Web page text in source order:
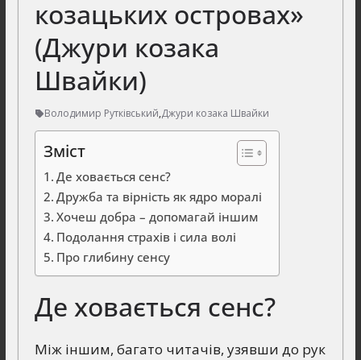
козацьких островах»
(Джури козака
Швайки)
Володимир Рутківський,Джури козака Швайки
Зміст
Де ховається сенс?
Дружба та вірність як ядро моралі
Хочеш добра – допомагай іншим
Подолання страхів і сила волі
Про глибину сенсу
Де ховається сенс?
Між іншим, багато читачів, узявши до рук